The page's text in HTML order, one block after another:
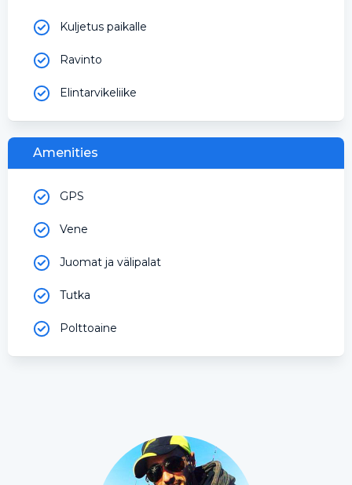
Kuljetus paikalle
Ravinto
Elintarvikeliike
Amenities
GPS
Vene
Juomat ja välipalat
Tutka
Polttoaine